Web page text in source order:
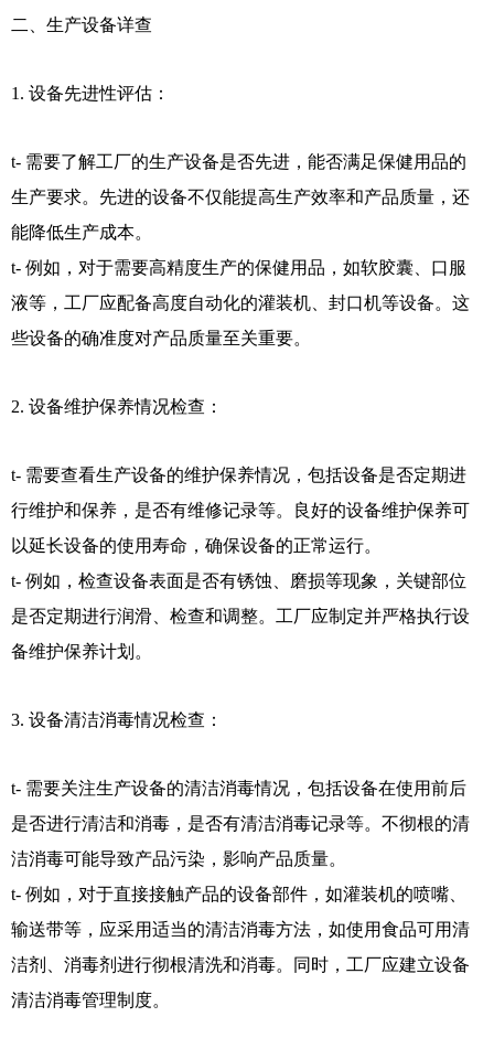
二、生产设备详查
1. 设备先进性评估：
t- 需要了解工厂的生产设备是否先进，能否满足保健用品的
生产要求。先进的设备不仅能提高生产效率和产品质量，还
能降低生产成本。
t- 例如，对于需要高精度生产的保健用品，如软胶囊、口服
液等，工厂应配备高度自动化的灌装机、封口机等设备。这
些设备的确准度对产品质量至关重要。
2. 设备维护保养情况检查：
t- 需要查看生产设备的维护保养情况，包括设备是否定期进
行维护和保养，是否有维修记录等。良好的设备维护保养可
以延长设备的使用寿命，确保设备的正常运行。
t- 例如，检查设备表面是否有锈蚀、磨损等现象，关键部位
是否定期进行润滑、检查和调整。工厂应制定并严格执行设
备维护保养计划。
3. 设备清洁消毒情况检查：
t- 需要关注生产设备的清洁消毒情况，包括设备在使用前后
是否进行清洁和消毒，是否有清洁消毒记录等。不彻根的清
洁消毒可能导致产品污染，影响产品质量。
t- 例如，对于直接接触产品的设备部件，如灌装机的喷嘴、
输送带等，应采用适当的清洁消毒方法，如使用食品可用清
洁剂、消毒剂进行彻根清洗和消毒。同时，工厂应建立设备
清洁消毒管理制度。